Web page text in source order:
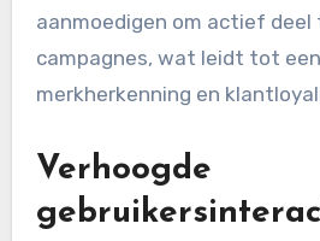
aanmoedigen om actief deel
campagnes, wat leidt tot
merkherkenning en
Verhoogde